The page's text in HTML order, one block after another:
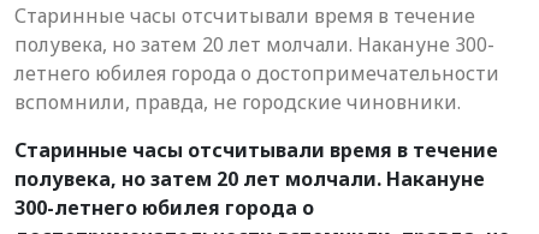
Старинные часы отсчитывали время в течение
полувека, но затем 20 лет молчали. Накануне 300-
летнего юбилея города о достопримечательности
вспомнили, правда, не городские чиновники.
Старинные часы отсчитывали время в течение
полувека, но затем 20 лет молчали. Накануне
300-летнего юбилея города о